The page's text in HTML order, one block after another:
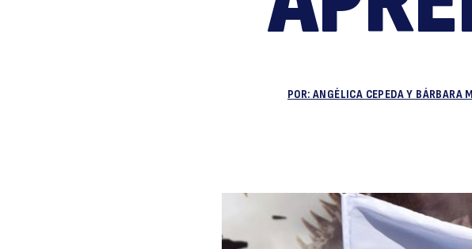
POR: ANGÉLICA CEPEDA Y BÁRBARA